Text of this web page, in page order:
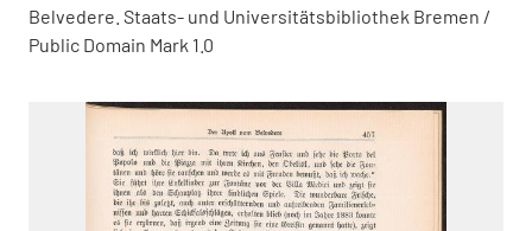
Belvedere. Staats- und Universitätsbibliothek Bremen /
Public Domain Mark 1.0